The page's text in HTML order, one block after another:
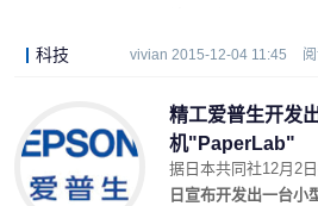
科技 vivian 2015-12-04 11:45
精工爱普生开发
机"PaperLab"
据日本共同社12月2日
日宣布开发出一台小